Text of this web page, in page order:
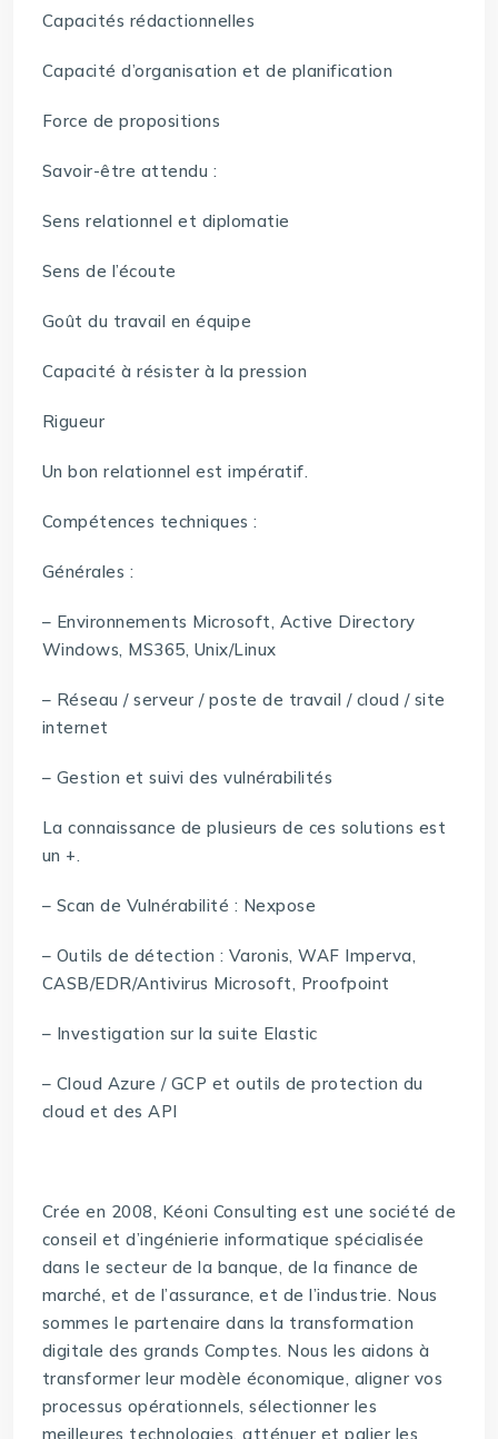
Capacités rédactionnelles
Capacité d’organisation et de planification
Force de propositions
Savoir-être attendu :
Sens relationnel et diplomatie
Sens de l’écoute
Goût du travail en équipe
Capacité à résister à la pression
Rigueur
Un bon relationnel est impératif.
Compétences techniques :
Générales :
– Environnements Microsoft, Active Directory
Windows, MS365, Unix/Linux
– Réseau / serveur / poste de travail / cloud / site
internet
– Gestion et suivi des vulnérabilités
La connaissance de plusieurs de ces solutions est
un +.
– Scan de Vulnérabilité : Nexpose
– Outils de détection : Varonis, WAF Imperva,
CASB/EDR/Antivirus Microsoft, Proofpoint
– Investigation sur la suite Elastic
– Cloud Azure / GCP et outils de protection du
cloud et des API
Crée en 2008, Kéoni Consulting est une société de
conseil et d’ingénierie informatique spécialisée
dans le secteur de la banque, de la finance de
marché, et de l’assurance, et de l’industrie. Nous
sommes le partenaire dans la transformation
digitale des grands Comptes. Nous les aidons à
transformer leur modèle économique, aligner vos
processus opérationnels, sélectionner les
meilleures technologies, atténuer et palier les